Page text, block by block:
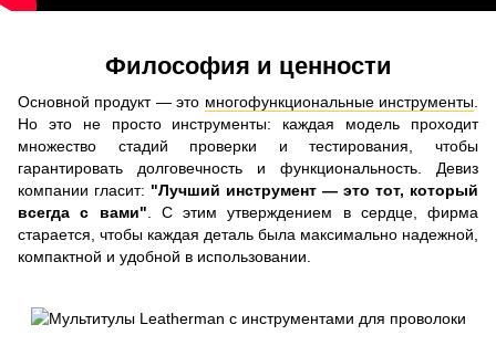
Философия и ценности
Основной продукт — это многофункциональные инструменты.
Но это не просто инструменты: каждая модель проходит
множество стадий проверки и тестирования, чтобы
гарантировать долговечность и функциональность. Девиз
компании гласит: "Лучший инструмент — это тот, который
всегда с вами". С этим утверждением в сердце, фирма
старается, чтобы каждая деталь была максимально надежной,
компактной и удобной в использовании.